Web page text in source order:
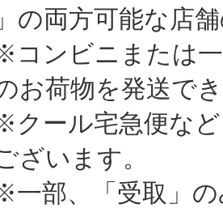
の両方可能な店
ビニまたは一
お荷物を発送で
ル宅急便など
ざいます。
、「受取」の